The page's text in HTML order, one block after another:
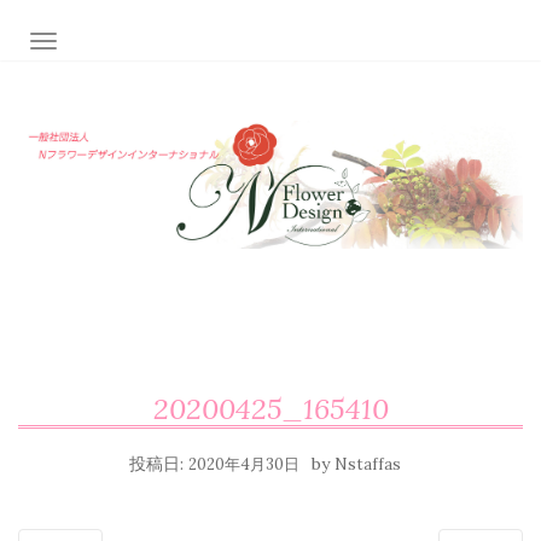
ナビゲーション切り替え
20200425_165410
投稿日: 2020年4月30日 by Nstaffas